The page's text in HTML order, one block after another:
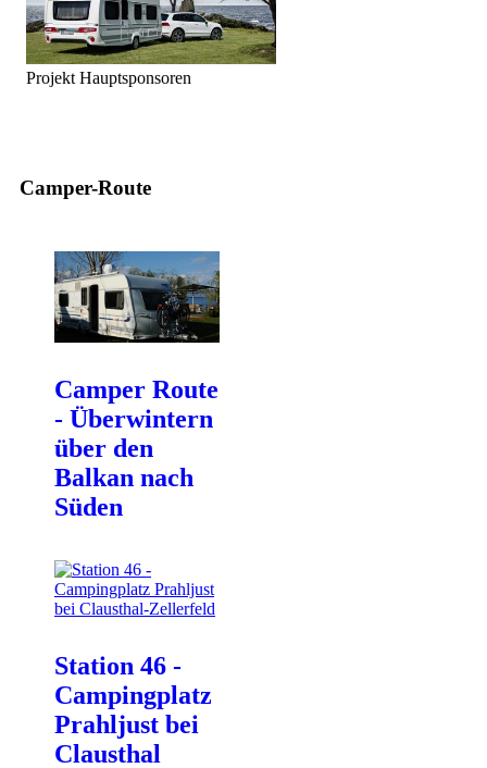
Projekt Hauptsponsoren
Camper-Route
Camper Route
- Überwintern
über den
Balkan nach
Süden
Station 46 -
Campingplatz
Prahljust bei
Clausthal